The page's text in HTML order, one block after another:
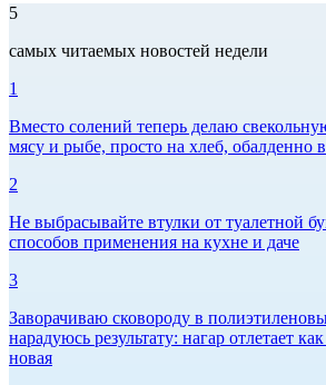
5
самых читаемых новостей недели
1
Вместо солений теперь делаю
мясу и рыбе, просто на хлеб, обалденно
2
Не выбрасывайте втулки от туалетной
способов применения на кухне и даче
3
Заворачиваю сковороду в
нарадуюсь результату: нагар отлетает
новая